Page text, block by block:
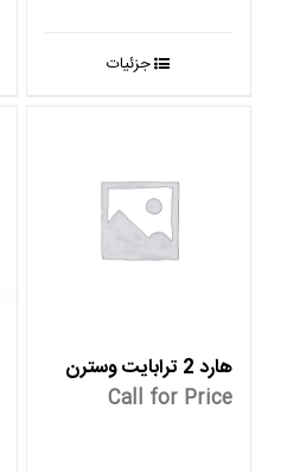
جزئیات
هارد 2 ترابایت وسترن
Call for Price